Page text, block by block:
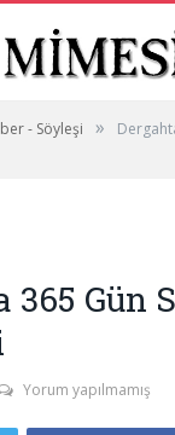
- Söyleşi »
365 Gün
Yorum yapılmamış